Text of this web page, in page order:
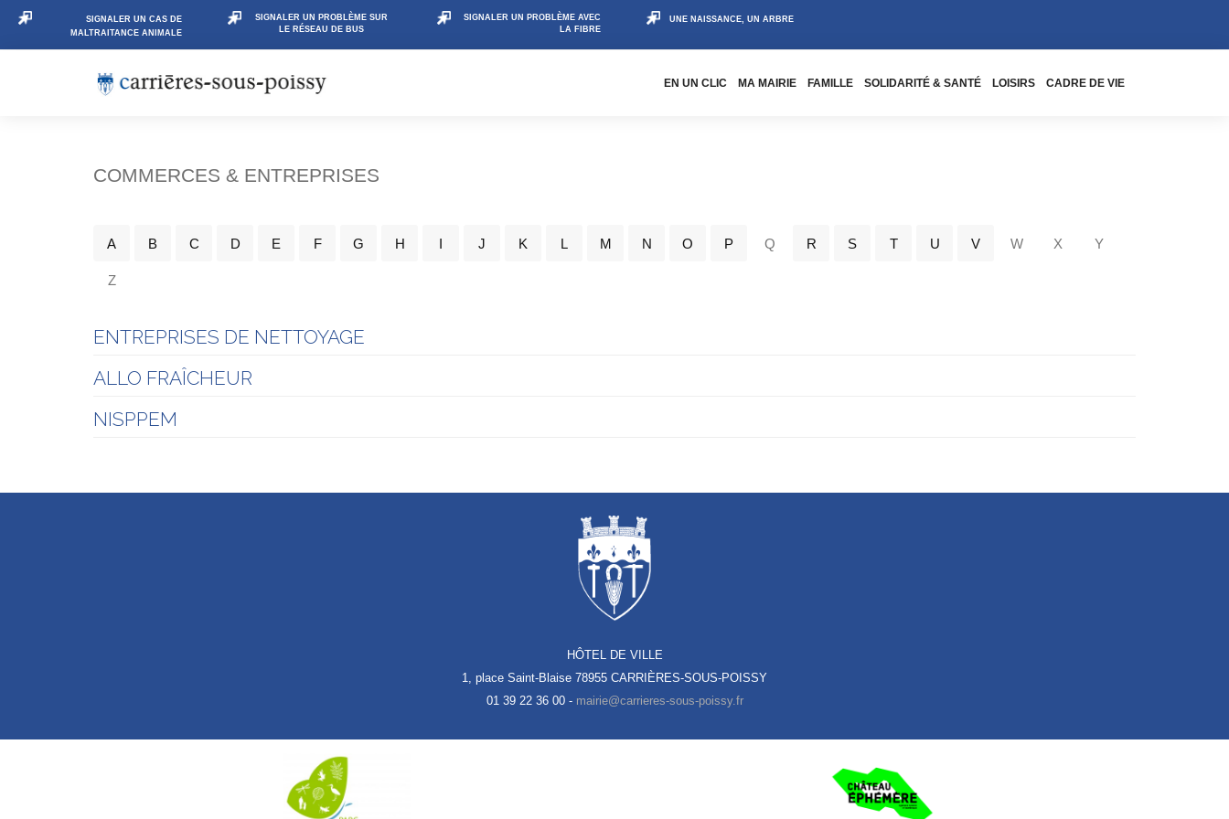
SIGNALER UN CAS DE
MALTRAITANCE ANIMALE
SIGNALER UN PROBLÈME SUR
LE RÉSEAU DE BUS
SIGNALER UN PROBLÈME AVEC
LA FIBRE
UNE NAISSANCE, UN ARBRE
EN UN CLIC MA MAIRIE FAMILLE SOLIDARITÉ & SANTÉ LOISIRS CADRE DE VIE
COMMERCES & ENTREPRISES
A B C D E F G H I J K L M N O P Q R S T U V W X Y
Z
ENTREPRISES DE NETTOYAGE
ALLO FRAÎCHEUR
NISPPEM
HÔTEL DE VILLE
1, place Saint-Blaise 78955 CARRIÈRES-SOUS-POISSY
01 39 22 36 00 -